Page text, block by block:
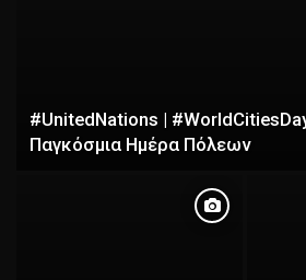
#UnitedNations |
Παγκόσμια Ημέρα Πόλεων